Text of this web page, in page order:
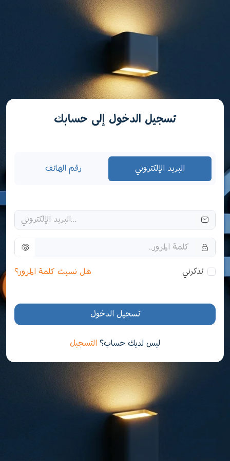
تسجيل الدخول إلى حسابك
البريد الإلكتروني رقم الهاتف
تذكرني هل نسيت كلمة المرور؟
تسجيل الدخول
ليس لديك حساب؟ التسجيل